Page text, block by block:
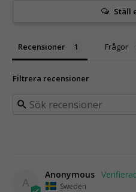
Ställ
Recensioner Frågor
Filtrera recensioner
A
Anonymous
Sweden